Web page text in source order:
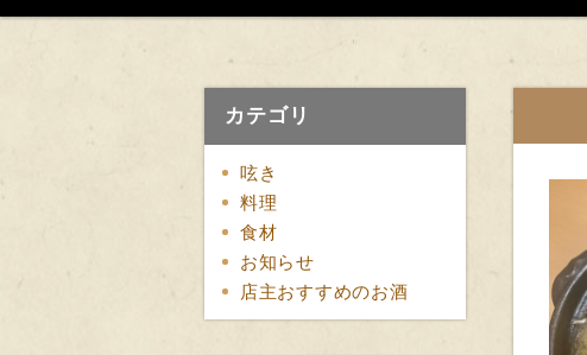
カテゴリ
呟き
料理
食材
お知らせ
店主おすすめのお酒